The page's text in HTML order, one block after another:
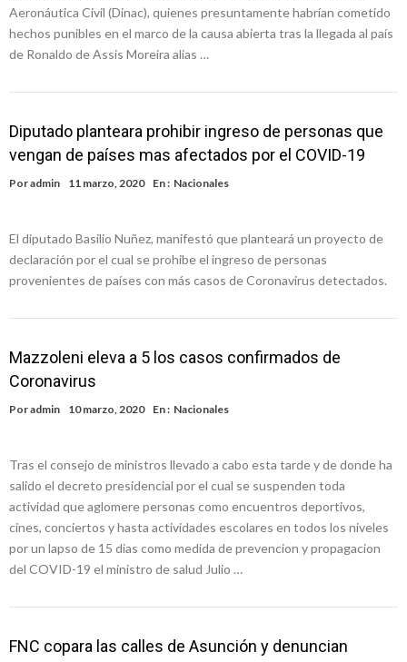
Aeronáutica Civil (Dinac), quienes presuntamente habrían cometido
hechos punibles en el marco de la causa abierta tras la llegada al país
de Ronaldo de Assis Moreira alias …
Diputado planteara prohibir ingreso de personas que
vengan de países mas afectados por el COVID-19
Poradmin 11 marzo, 2020 En : Nacionales
El diputado Basilio Nuñez, manifestó que planteará un proyecto de
declaración por el cual se prohibe el ingreso de personas
provenientes de países con más casos de Coronavirus detectados.
Mazzoleni eleva a 5 los casos confirmados de
Coronavirus
Poradmin 10 marzo, 2020 En : Nacionales
Tras el consejo de ministros llevado a cabo esta tarde y de donde ha
salido el decreto presidencial por el cual se suspenden toda
actividad que aglomere personas como encuentros deportivos,
cines, conciertos y hasta actividades escolares en todos los niveles
por un lapso de 15 dias como medida de prevencion y propagacion
del COVID-19 el ministro de salud Julio …
FNC copara las calles de Asunción y denuncian